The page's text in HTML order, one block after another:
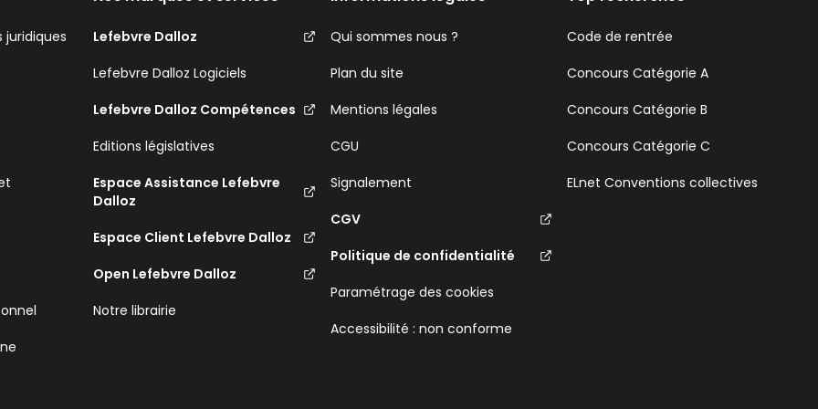
juridiques
Lefebvre Dalloz
Lefebvre Dalloz Logiciels
Lefebvre Dalloz Compétences
Editions législatives
Espace Assistance Lefebvre
Dalloz
Espace Client Lefebvre Dalloz
Open Lefebvre Dalloz
Notre librairie
Qui sommes nous ?
Plan du site
Mentions légales
CGU
Signalement
CGV
Politique de confidentialité
Paramétrage des cookies
Accessibilité : non conforme
Code de rentrée
Concours Catégorie A
Concours Catégorie B
Concours Catégorie C
ELnet Conventions collectives